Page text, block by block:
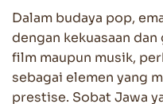
Dalam budaya pop,
dengan kekuasaan
film maupun musik,
sebagai elemen yang
prestise. Sobat Jawa